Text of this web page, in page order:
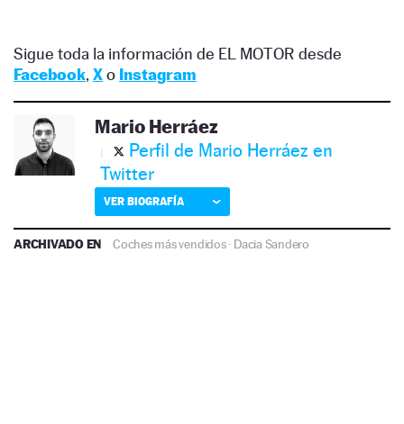
Sigue toda la información de EL MOTOR desde
Facebook, Xo Instagram
Mario Herráez
Perfil de Mario Herráez en
Twitter
VER BIOGRAFÍA
ARCHIVADO EN Coches más vendidos· Dacia Sandero